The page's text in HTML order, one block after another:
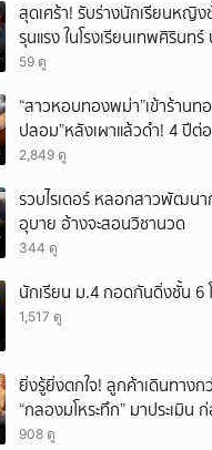
สุดเศร้า! รับร่างนักเรียนหญิ
รุนแรง ในโรงเรียนเทพศิริน
ลาดปลาดุก
59 ดู
“สาวหอบทองพม่า”เข้าร้านท
ปลอม”หลังเผาแล้วดำ! 4 ปี
มหาศาล!
2,849 ดู
รวบไรเดอร์ หลอกสาวพัฒน
อุบาย อ้างจะสอนวิชานวด
344 ดู
นักเรียน ม.4 กอดกันดิ่งชั้น 6
1,517 ดู
ยิ่งรู้ยิ่งตกใจ! ลูกค้าเดินทาง
“กลองมโหระทึก” มาประเมิน
เท่าไหร่?
908 ดู